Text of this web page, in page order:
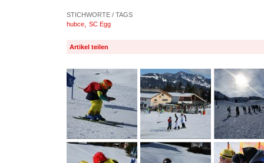
STICHWORTE / TAGS
hubce, SC Egg
Artikel teilen